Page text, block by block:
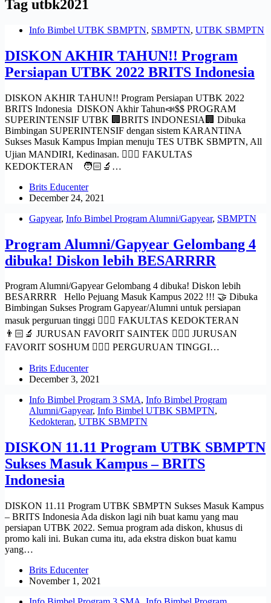
Tag utbk2021
Info Bimbel UTBK SBMPTN, SBMPTN, UTBK SBMPTN
DISKON AKHIR TAHUN!! Program
Persiapan UTBK 2022 BRITS Indonesia
DISKON AKHIR TAHUN!! Program Persiapan UTBK 2022
BRITS Indonesia DISKON Akhir Tahun📣$$ PROGRAM
SUPERINTENSIF UTBK 🏢BRITS INDONESIA🏢 Dibuka
Bimbingan SUPERINTENSIF dengan sistem KARANTINA
Sukses Masuk Kampus Impian menuju TES UTBK SBMPTN, All
Ujian MANDIRI, Kedinasan. 👩🏻‍⚕️ FAKULTAS
KEDOKTERAN⠀ 🧑🏻‍🔬…
Brits Educenter
December 24, 2021
Gapyear, Info Bimbel Program Alumni/Gapyear, SBMPTN
Program Alumni/Gapyear Gelombang 4
dibuka! Diskon lebih BESARRRR
Program Alumni/Gapyear Gelombang 4 dibuka! Diskon lebih
BESARRRR Hello Pejuang Masuk Kampus 2022 !!! 🤝 Dibuka
Bimbingan Sukses Program Gapyear/Alumni untuk persiapan
masuk perguruan tinggi 👩🏻‍⚕️ FAKULTAS KEDOKTERAN
👨🏻‍🔬 JURUSAN FAVORIT SAINTEK 👩🏻‍⚖️ JURUSAN
FAVORIT SOSHUM 👨🏼‍✈️ PERGURUAN TINGGI…
Brits Educenter
December 3, 2021
Info Bimbel Program 3 SMA, Info Bimbel Program
Alumni/Gapyear, Info Bimbel UTBK SBMPTN,
Kedokteran, UTBK SBMPTN
DISKON 11.11 Program UTBK SBMPTN
Sukses Masuk Kampus – BRITS
Indonesia
DISKON 11.11 Program UTBK SBMPTN Sukses Masuk Kampus
– BRITS Indonesia Ada diskon lagi nih buat kamu yang mau
persiapan UTBK 2022. Semua program ada diskon, khusus di
promo kali ini. Bukan cuma itu, ada ekstra diskon buat kamu
yang…
Brits Educenter
November 1, 2021